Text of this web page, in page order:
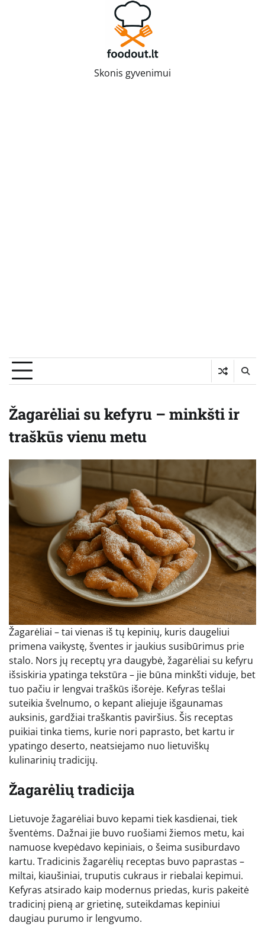
Skonis gyvenimui
Žagarėliai su kefyru – minkšti ir
traškūs vienu metu
Žagarėliai – tai vienas iš tų kepinių, kuris daugeliui
primena vaikystę, šventes ir jaukius susibūrimus prie
stalo. Nors jų receptų yra daugybė, žagarėliai su kefyru
išsiskiria ypatinga tekstūra – jie būna minkšti viduje, bet
tuo pačiu ir lengvai traškūs išorėje. Kefyras tešlai
suteikia švelnumo, o kepant aliejuje išgaunamas
auksinis, gardžiai traškantis paviršius. Šis receptas
puikiai tinka tiems, kurie nori paprasto, bet kartu ir
ypatingo deserto, neatsiejamo nuo lietuviškų
kulinarinių tradicijų.
Žagarėlių tradicija
Lietuvoje žagarėliai buvo kepami tiek kasdienai, tiek
šventėms. Dažnai jie buvo ruošiami žiemos metu, kai
namuose kvepėdavo kepiniais, o šeima susiburdavo
kartu. Tradicinis žagarėlių receptas buvo paprastas –
miltai, kiaušiniai, truputis cukraus ir riebalai kepimui.
Kefyras atsirado kaip modernus priedas, kuris pakeitė
tradicinį pieną ar grietinę, suteikdamas kepiniui
daugiau purumo ir lengvumo.